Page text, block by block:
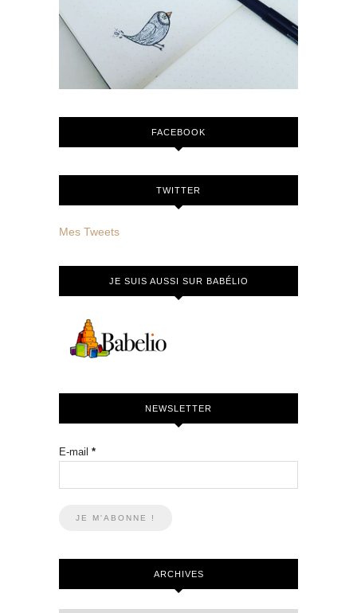
FACEBOOK
TWITTER
Mes Tweets
JE SUIS AUSSI SUR BABÉLIO
NEWSLETTER
E-mail *
ARCHIVES